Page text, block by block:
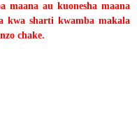
au kuonesha maana
kwa sharti kwamba makala
chake.